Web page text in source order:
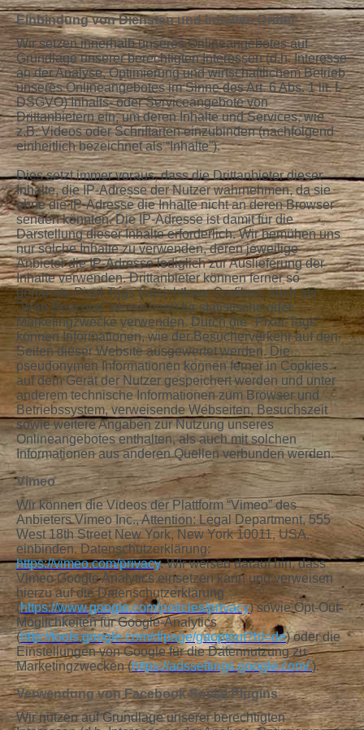
Einbindung von Diensten und Inhalten Dritter
Wir setzen innerhalb unseres Onlineangebotes auf
Grundlage unserer berechtigten Interessen (d.h. Interesse
an der Analyse, Optimierung und wirtschaftlichem Betrieb
unseres Onlineangebotes im Sinne des Art. 6 Abs. 1 lit. f.
DSGVO) Inhalts- oder Serviceangebote von
Drittanbietern ein, um deren Inhalte und Services, wie
z.B. Videos oder Schriftarten einzubinden (nachfolgend
einheitlich bezeichnet als “Inhalte”).
Dies setzt immer voraus, dass die Drittanbieter dieser
Inhalte, die IP-Adresse der Nutzer wahrnehmen, da sie
ohne die IP-Adresse die Inhalte nicht an deren Browser
senden könnten. Die IP-Adresse ist damit für die
Darstellung dieser Inhalte erforderlich. Wir bemühen uns
nur solche Inhalte zu verwenden, deren jeweilige
Anbieter die IP-Adresse lediglich zur Auslieferung der
Inhalte verwenden. Drittanbieter können ferner so
genannte Pixel-Tags (unsichtbare Grafiken, auch als
"Web Beacons" bezeichnet) für statistische oder
Marketingzwecke verwenden. Durch die "Pixel-Tags"
können Informationen, wie der Besucherverkehr auf den
Seiten dieser Website ausgewertet werden. Die
pseudonymen Informationen können ferner in Cookies
auf dem Gerät der Nutzer gespeichert werden und unter
anderem technische Informationen zum Browser und
Betriebssystem, verweisende Webseiten, Besuchszeit
sowie weitere Angaben zur Nutzung unseres
Onlineangebotes enthalten, als auch mit solchen
Informationen aus anderen Quellen verbunden werden.
Vimeo
Wir können die Videos der Plattform “Vimeo” des
Anbieters Vimeo Inc., Attention: Legal Department, 555
West 18th Street New York, New York 10011, USA,
einbinden. Datenschutzerklärung:
https://vimeo.com/privacy. WIr weisen darauf hin, dass
Vimeo Google Analytics einsetzen kann und verweisen
hierzu auf die Datenschutzerklärung
(https://www.google.com/policies/privacy) sowie Opt-Out-
Möglichkeiten für Google-Analytics
(http://tools.google.com/dlpage/gaoptout?hl=de) oder die
Einstellungen von Google für die Datennutzung zu
Marketingzwecken (https://adssettings.google.com/.).
Verwendung von Facebook Social Plugins
Wir nutzen auf Grundlage unserer berechtigten